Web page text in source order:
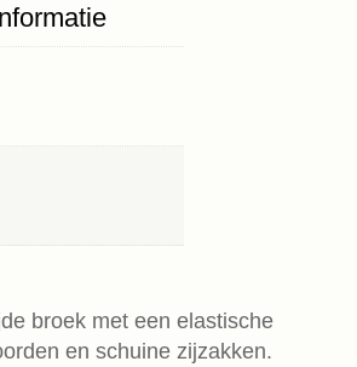
broek met een elastische
en schuine zijzakken.